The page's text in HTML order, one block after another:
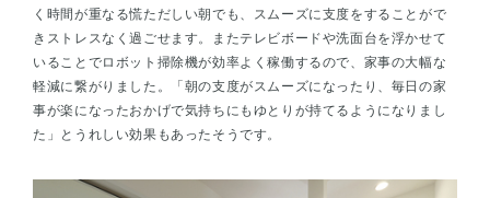
く時間が重なる慌ただしい朝でも、スムーズに支度をすることがで
きストレスなく過ごせます。またテレビボードや洗面台を浮かせて
いることでロボット掃除機が効率よく稼働するので、家事の大幅な
軽減に繋がりました。「朝の支度がスムーズになったり、毎日の家
事が楽になったおかげで気持ちにもゆとりが持てるようになりまし
た」とうれしい効果もあったそうです。